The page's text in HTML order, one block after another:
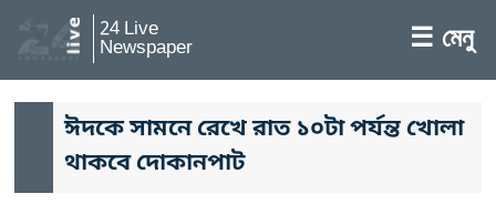
24 Live
Newspaper ☰ মেনু
ঈদকে সামনে রেখে রাত ১০টা পর্যন্ত খোলা
থাকবে দোকানপাট